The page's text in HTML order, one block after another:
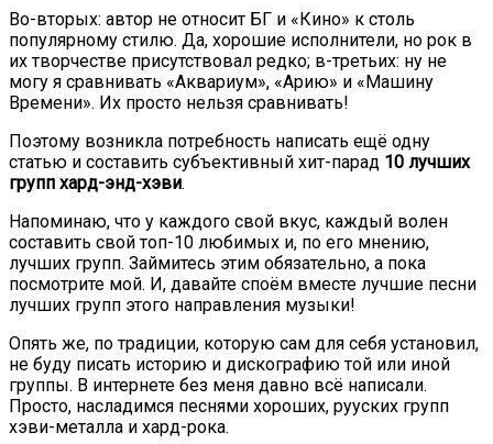
Во-вторых: автор не относит БГ и «Кино» к столь
популярному стилю. Да, хорошие исполнители, но рок в
их творчестве присутствовал редко; в-третьих: ну не
могу я сравнивать «Аквариум», «Арию» и «Машину
Времени». Их просто нельзя сравнивать!
Поэтому возникла потребность написать ещё одну
статью и составить субъективный хит-парад 10 лучших
групп хард-энд-хэви.
Напоминаю, что у каждого свой вкус, каждый волен
составить свой топ-10 любимых и, по его мнению,
лучших групп. Займитесь этим обязательно, а пока
посмотрите мой. И, давайте споём вместе лучшие песни
лучших групп этого направления музыки!
Опять же, по традиции, которую сам для себя установил,
не буду писать историю и дискографию той или иной
группы. В интернете без меня давно всё написали.
Просто, насладимся песнями хороших, рууских групп
хэви-металла и хард-рока.